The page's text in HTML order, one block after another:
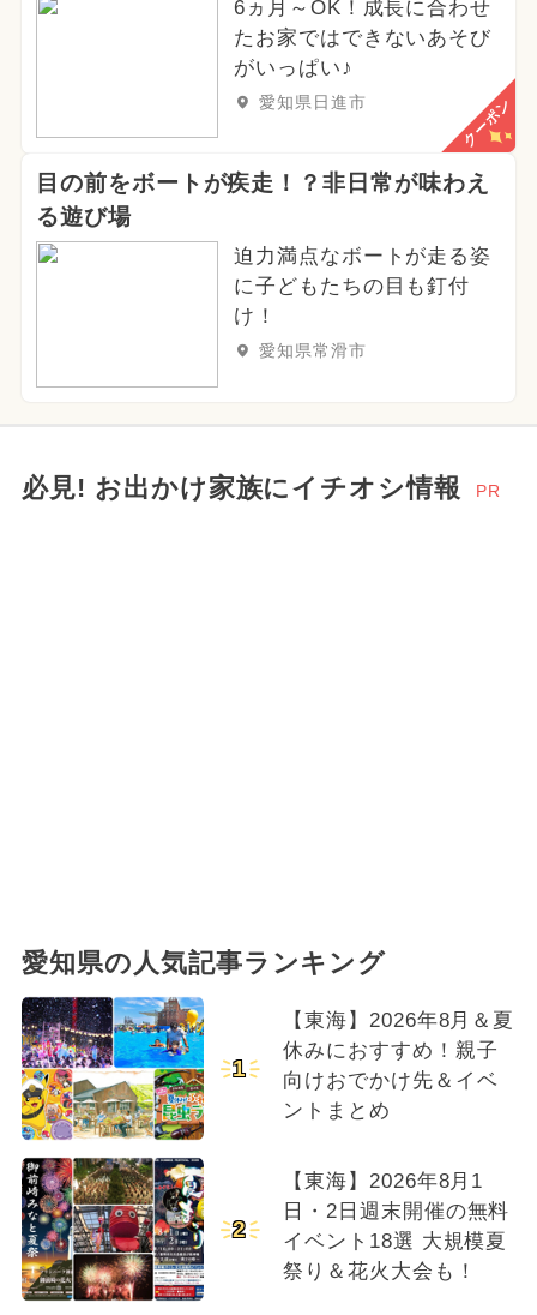
6ヵ月～OK！成長に合わせ
たお家ではできないあそび
がいっぱい♪
愛知県日進市 クーポン
目の前をボートが疾走！？非日常が味わえ
る遊び場
迫力満点なボートが走る姿
に子どもたちの目も釘付
け！
愛知県常滑市
必見! お出かけ家族にイチオシ情報 PR
愛知県の人気記事ランキング
1
【東海】2026年8月＆夏
休みにおすすめ！親子
向けおでかけ先＆イベ
ントまとめ
2
【東海】2026年8月1
日・2日週末開催の無料
イベント18選 大規模夏
祭り＆花火大会も！